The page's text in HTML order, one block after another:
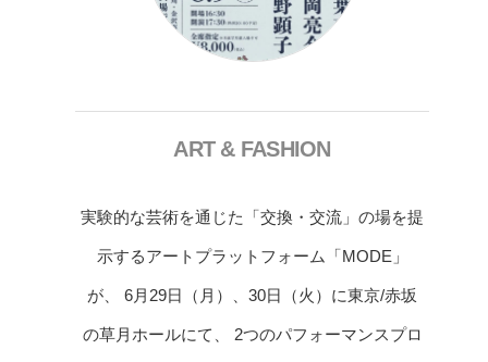
ART & FASHION
実験的な芸術を通じた「交換・交流」の場を提
示するアートプラットフォーム「MODE」
が、 6月29日（月）、30日（火）に東京/赤坂
の草月ホールにて、 2つのパフォーマンスプロ